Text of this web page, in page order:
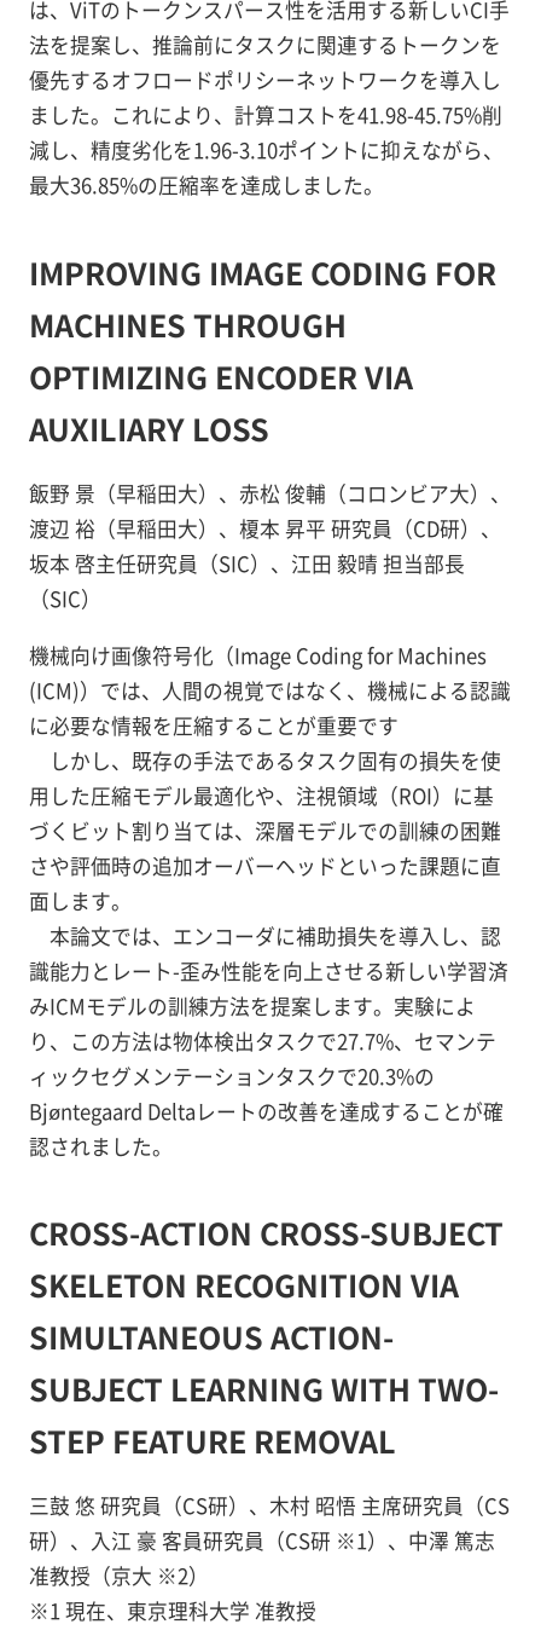
は、ViTのトークンスパース性を活用する新しいCI手
法を提案し、推論前にタスクに関連するトークンを
優先するオフロードポリシーネットワークを導入し
ました。これにより、計算コストを41.98-45.75%削
減し、精度劣化を1.96-3.10ポイントに抑えながら、
最大36.85%の圧縮率を達成しました。
IMPROVING IMAGE CODING FOR
MACHINES THROUGH
OPTIMIZING ENCODER VIA
AUXILIARY LOSS
飯野 景（早稲田大）、赤松 俊輔（コロンビア大）、
渡辺 裕（早稲田大）、榎本 昇平 研究員（CD研）、
坂本 啓主任研究員（SIC）、江田 毅晴 担当部長
（SIC）
機械向け画像符号化（Image Coding for Machines
(ICM)）では、人間の視覚ではなく、機械による認識
に必要な情報を圧縮することが重要です
しかし、既存の手法であるタスク固有の損失を使
用した圧縮モデル最適化や、注視領域（ROI）に基
づくビット割り当ては、深層モデルでの訓練の困難
さや評価時の追加オーバーヘッドといった課題に直
面します。
本論文では、エンコーダに補助損失を導入し、認
識能力とレート-歪み性能を向上させる新しい学習済
みICMモデルの訓練方法を提案します。実験によ
り、この方法は物体検出タスクで27.7%、セマンテ
ィックセグメンテーションタスクで20.3%の
Bjøntegaard Deltaレートの改善を達成することが確
認されました。
CROSS-ACTION CROSS-SUBJECT
SKELETON RECOGNITION VIA
SIMULTANEOUS ACTION-
SUBJECT LEARNING WITH TWO-
STEP FEATURE REMOVAL
三鼓 悠 研究員（CS研）、木村 昭悟 主席研究員（CS
研）、入江 豪 客員研究員（CS研 ※1）、中澤 篤志
准教授（京大 ※2）
※1 現在、東京理科大学 准教授